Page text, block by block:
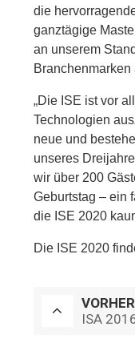
die
ganztägige
an unserem
„Die ISE ist vor
Technologien
neue und
unseres
wir über 200
Geburtstag – ein
die ISE 2020
Die ISE 2020
ISA